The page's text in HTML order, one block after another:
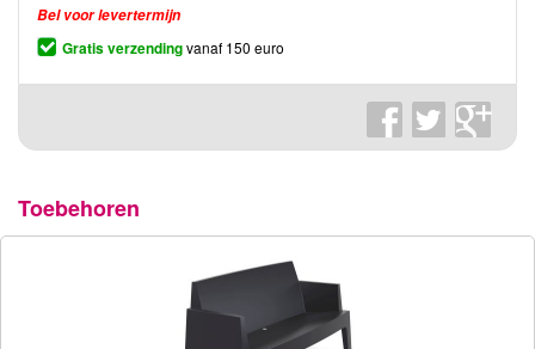
Bel voor levertermijn
Gratis verzendingvanaf 150 euro
Toebehoren